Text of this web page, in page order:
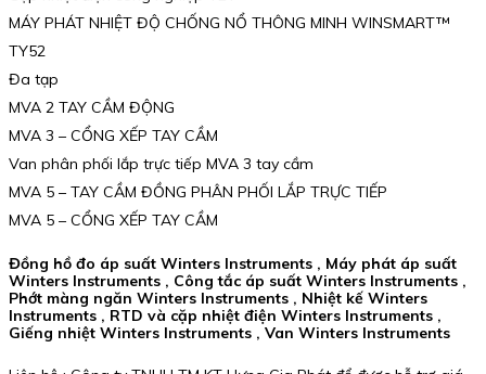
MÁY PHÁT NHIỆT ĐỘ CHỐNG NỔ THÔNG MINH WINSMART™
TY52
Đa tạp
MVA 2 TAY CẦM ĐỘNG
MVA 3 – CỔNG XẾP TAY CẦM
Van phân phối lắp trực tiếp MVA 3 tay cầm
MVA 5 – TAY CẦM ĐỒNG PHÂN PHỐI LẮP TRỰC TIẾP
MVA 5 – CỔNG XẾP TAY CẦM
Đồng hồ đo áp suất Winters Instruments , Máy phát áp suất
Winters Instruments , Công tắc áp suất Winters Instruments ,
Phớt màng ngăn Winters Instruments , Nhiệt kế Winters
Instruments , RTD và cặp nhiệt điện Winters Instruments ,
Giếng nhiệt Winters Instruments , Van Winters Instruments